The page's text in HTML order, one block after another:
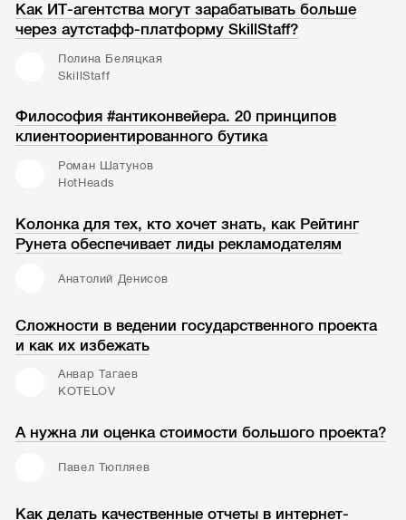
Как ИТ-агентства могут зарабатывать больше
через аутстафф-платформу SkillStaff?
Полина Беляцкая
SkillStaff
Философия #антиконвейера. 20 принципов
клиентоориентированного бутика
Роман Шатунов
HotHeads
Колонка для тех, кто хочет знать, как Рейтинг
Рунета обеспечивает лиды рекламодателям
Анатолий Денисов
Сложности в ведении государственного проекта
и как их избежать
Анвар Тагаев
KOTELOV
А нужна ли оценка стоимости большого проекта?
Павел Тюпляев
Как делать качественные отчеты в интернет-